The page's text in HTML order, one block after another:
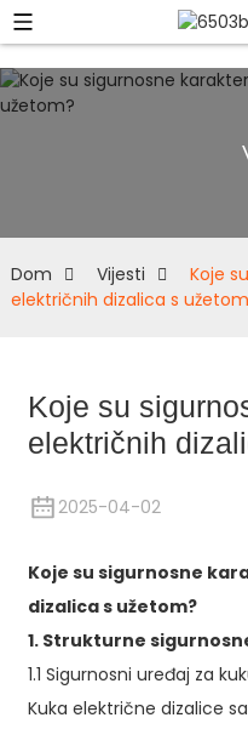
Dom Vijesti
Koje
električnih dizalica s
Koje su
električnih
2025-04-02
Koje su sigurnosne
dizalica s užetom?
1. Strukturne
1.1 Sigurnosni uređaj za
Kuka električne dizalice